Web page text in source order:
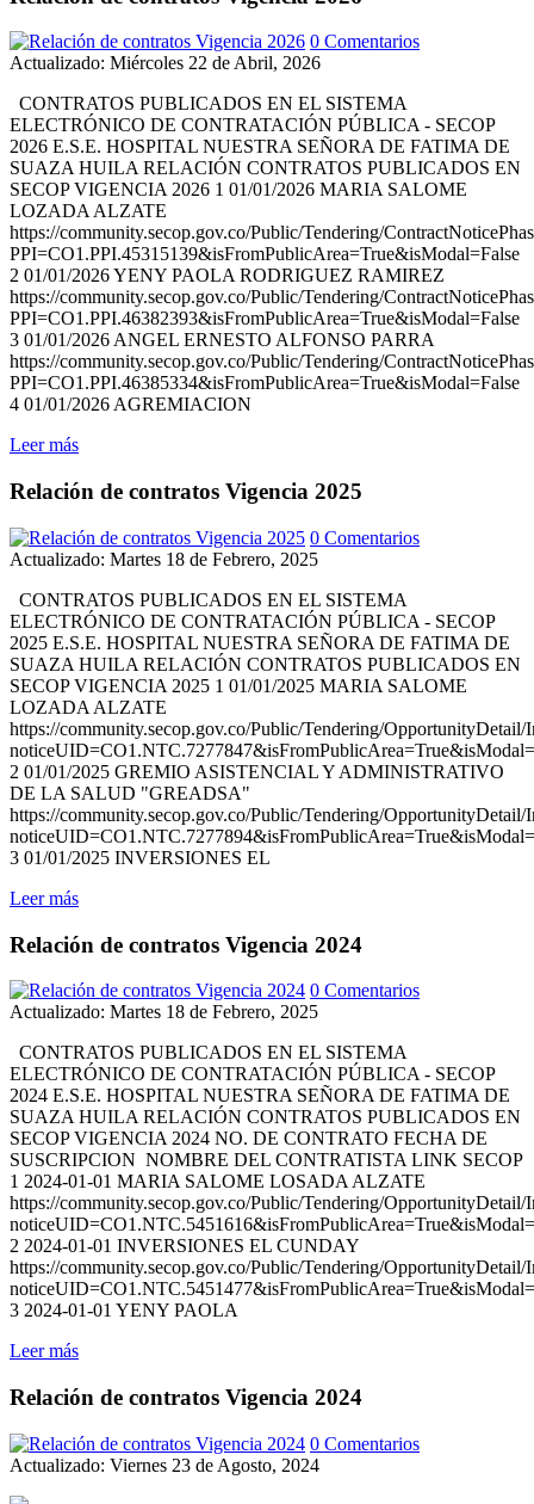
0 Comentarios
Actualizado: Miércoles 22 de Abril, 2026
CONTRATOS PUBLICADOS EN EL SISTEMA
ELECTRÓNICO DE CONTRATACIÓN PÚBLICA - SECOP
2026 E.S.E. HOSPITAL NUESTRA SEÑORA DE FATIMA DE
SUAZA HUILA RELACIÓN CONTRATOS PUBLICADOS EN
SECOP VIGENCIA 2026 1 01/01/2026 MARIA SALOME
LOZADA ALZATE
https://community.secop.gov.co/Public/Tendering/
PPI=CO1.PPI.45315139&isFromPublicArea=True&isModal=False
2 01/01/2026 YENY PAOLA RODRIGUEZ RAMIREZ
https://community.secop.gov.co/Public/Tendering/
PPI=CO1.PPI.46382393&isFromPublicArea=True&isModal=False
3 01/01/2026 ANGEL ERNESTO ALFONSO PARRA
https://community.secop.gov.co/Public/Tendering/
PPI=CO1.PPI.46385334&isFromPublicArea=True&isModal=False
4 01/01/2026 AGREMIACION
Leer más
Relación de contratos Vigencia 2025
0 Comentarios
Actualizado: Martes 18 de Febrero, 2025
CONTRATOS PUBLICADOS EN EL SISTEMA
ELECTRÓNICO DE CONTRATACIÓN PÚBLICA - SECOP
2025 E.S.E. HOSPITAL NUESTRA SEÑORA DE FATIMA DE
SUAZA HUILA RELACIÓN CONTRATOS PUBLICADOS EN
SECOP VIGENCIA 2025 1 01/01/2025 MARIA SALOME
LOZADA ALZATE
https://community.secop.gov.co/Public/Tendering/OpportunityDetail/
2 01/01/2025 GREMIO ASISTENCIAL Y ADMINISTRATIVO
DE LA SALUD "GREADSA"
https://community.secop.gov.co/Public/Tendering/OpportunityDetail/
3 01/01/2025 INVERSIONES EL
Leer más
Relación de contratos Vigencia 2024
0 Comentarios
Actualizado: Martes 18 de Febrero, 2025
CONTRATOS PUBLICADOS EN EL SISTEMA
ELECTRÓNICO DE CONTRATACIÓN PÚBLICA - SECOP
2024 E.S.E. HOSPITAL NUESTRA SEÑORA DE FATIMA DE
SUAZA HUILA RELACIÓN CONTRATOS PUBLICADOS EN
SECOP VIGENCIA 2024 NO. DE CONTRATO FECHA DE
SUSCRIPCION NOMBRE DEL CONTRATISTA LINK SECOP
1 2024-01-01 MARIA SALOME LOSADA ALZATE
https://community.secop.gov.co/Public/Tendering/OpportunityDetail/
2 2024-01-01 INVERSIONES EL CUNDAY
https://community.secop.gov.co/Public/Tendering/OpportunityDetail/
3 2024-01-01 YENY PAOLA
Leer más
Relación de contratos Vigencia 2024
0 Comentarios
Actualizado: Viernes 23 de Agosto, 2024